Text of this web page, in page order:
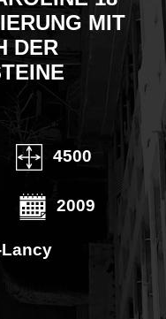
MIT
DER
4500
2009
Lancy